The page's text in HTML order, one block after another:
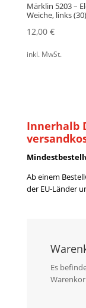
Innerhalb
Ab einem
der EU-Länder
Es
Märklin 5203 –
Weiche, links (30)
12,00 €
inkl. MwSt.